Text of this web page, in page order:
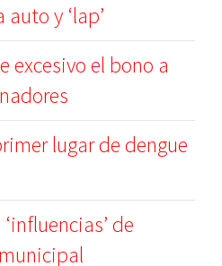
y ‘lap’
excesivo el bono a
lugar de dengue
de